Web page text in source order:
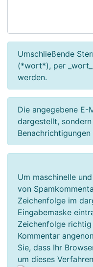
Umschließende
(*wort*), per
werden.
Die angegebene
dargestellt,
Um maschinelle
von
Zeichenfolge im
Eingabemaske
Zeichenfolge
Kommentar
Sie, dass Ihr
um dieses